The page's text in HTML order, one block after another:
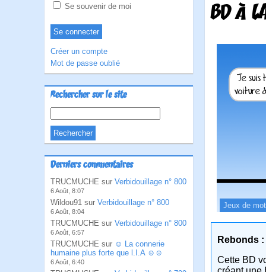
Se souvenir de moi
Créer un compte
Mot de passe oublié
Rechercher sur le site
Derniers commentaires
TRUCMUCHE sur Verbidouillage n° 800
6 Août, 8:07
Wildou91 sur Verbidouillage n° 800
6 Août, 8:04
TRUCMUCHE sur Verbidouillage n° 800
6 Août, 6:57
TRUCMUCHE sur ☺ La connerie
humaine plus forte que l.I.A ☺☺
6 Août, 6:40
BD À
Jeux de
Rebonds :
Cette BD